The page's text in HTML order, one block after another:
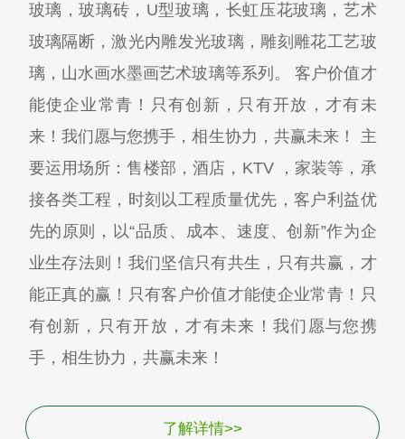
玻璃，玻璃砖，U型玻璃，长虹压花玻璃，艺术
玻璃隔断，激光内雕发光玻璃，雕刻雕花工艺玻
璃，山水画水墨画艺术玻璃等系列。 客户价值才
能使企业常青！只有创新，只有开放，才有未
来！我们愿与您携手，相生协力，共赢未来！ 主
要运用场所：售楼部，酒店，KTV ，家装等，承
接各类工程，时刻以工程质量优先，客户利益优
先的原则，以“品质、成本、速度、创新”作为企
业生存法则！我们坚信只有共生，只有共赢，才
能正真的赢！只有客户价值才能使企业常青！只
有创新，只有开放，才有未来！我们愿与您携
手，相生协力，共赢未来！
了解详情>>